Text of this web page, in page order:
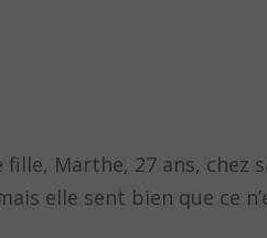
Marthe, 27 ans, chez
elle sent bien que ce